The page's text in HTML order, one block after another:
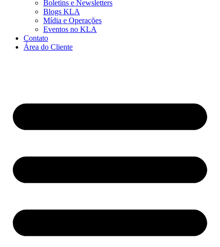
Boletins e Newsletters
Blogs KLA
Mídia e Operações
Eventos no KLA
Contato
Área do Cliente